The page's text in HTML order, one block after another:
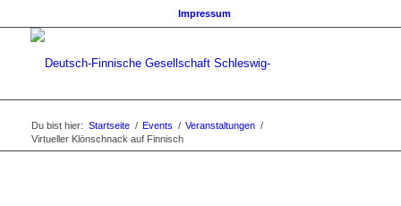
Impressum
Du bist hier: Startseite / Events / Veranstaltungen /
Virtueller Klönschnack auf Finnisch